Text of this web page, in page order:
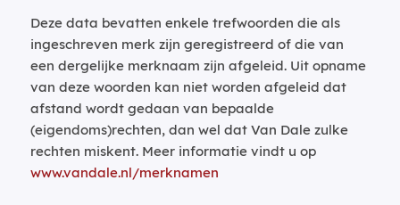
Deze data bevatten enkele trefwoorden die als
ingeschreven merk zijn geregistreerd of die van
een dergelijke merknaam zijn afgeleid. Uit opname
van deze woorden kan niet worden afgeleid dat
afstand wordt gedaan van bepaalde
(eigendoms)rechten, dan wel dat Van Dale zulke
rechten miskent. Meer informatie vindt u op
www.vandale.nl/merknamen